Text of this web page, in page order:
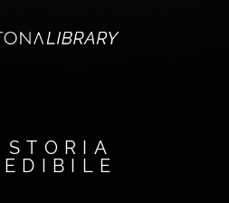
STORIA